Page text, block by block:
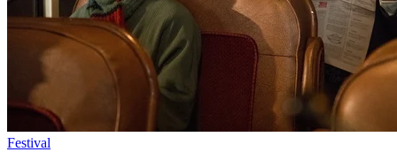
Festival